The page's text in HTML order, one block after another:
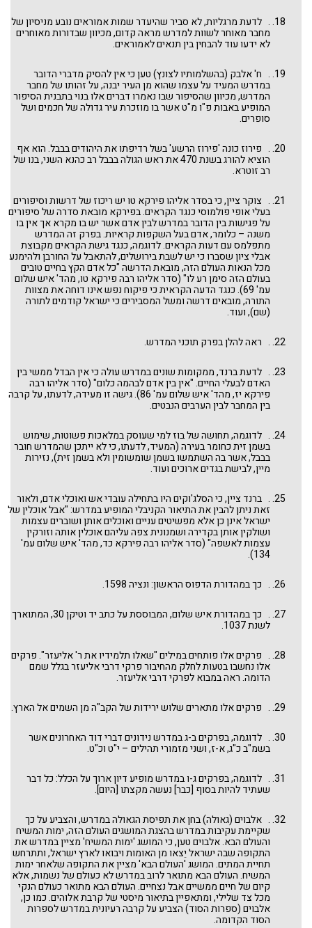
. לדעת מרגליות, לא סביר שהיעדר שמות אמוראים נובע מניסיון של
מחבר מאוחר לשוות למדרש מראה קדום, מכיוון שבדורות מאוחרים
לא ידעו עוד להבחין בין תנאים לאמוראים.
. ח' אלבק (בהשלמותיו לצונץ) טען כי אין להסיק מדברי הדובר
במדרש המעיד על עצמו שהוא מן העיר יבנה, על זהותו של מחבר
המדרש, מכיוון שהסיפור שבו נאמרו דברים אלו בנוי בתבנית הסיפור
המופיע באבות פ"ו מ"ט אשר בו מוזכרת עיר גדולה של חכמים ושל
סופרים.
. פירוז כונה 'פירוז הרשע' בשל רדיפתו את היהודים בבבל. הוא אף
הוציא להורג בשנת 470 את ראש הגולה בבבל רב כהנא השני, בנו של
רב זוטרא.
. צוקר ציין, כי בסדר אליהו פירקא טו יש ריכוז של דרשות וסיפורים
בעלי אופי פולמוסי כנגד הקראים. בפירקא מובאת סדרה של סיפורים
על פגישות בין הדובר במדרש לבין אדם אשר יש בו מקרא אך אין בו
משנה – כלומר, אדם בעל השקפות קראיות. בפרק זה המדרש
מתפלמס עם דעות הקראים. לדוגמה, כנגד גישת הקראים מקבוצת
אבלי ציון שסברו כי יש לשבת בירושלים, להתאבל על החורבן ולהימנע
מכל הנאות העולם הזה, מובאת הדרשה "כל אדם הקץ בחיים טובים
בעולם הזה סימן רע לו" (סדר אליהו רבה פירקא טו, מהד' איש שלום
עמ' 69). כנגד הדעה הקראית כי פיקוח נפש אינו דוחה את מצוות
התורה, מובאים דרשה ומשל המסבירים כי ישראל קודמים לתורה
(שם), ועוד.
. ראה להלן בפרק תוכני המדרש.
. לדעת ברנד, ממקומות שונים במדרש עולה כי אין הבדל ממשי בין
האדם לבעלי החיים. "אין בין אדם לבהמה כלום" (סדר אליהו רבה
פירקא יז, מהד' איש שלום עמ' 86). גישה זו מעידה, לדעתו, על קרבה
בין המחבר לבין הערבים הנבטים.
. לדוגמה, תחושה של בוז למי שעוסק במלאכות פשוטות, שימוש
בשמן זית כחומר בעירה (המעיד, לדעתו, כי לא ייתכן שהמדרש חובר
בבבל, אשר בה השתמשו בשמן שומשומין ולא בשמן זית), נזירות
מיין, לבישת בגדים ארוכים ועוד.
. ברנד ציין, כי הסלג'וקים היו בתחילה עובדי אש ואוכלי אדם, ולאור
זאת ניתן להבין את התיאור הקניבלי המופיע במדרש: "אבל אוכלין של
ישראל אינן כן אלא מפשיטים עניים ואוכלים אותן ושוברים עצמות
ושולקין אותן בקדירה ושמנונית צפה עליהם אוכלין אותה וזורקין
עצמות לאשפה" (סדר אליהו רבה פירקא כד, מהד' איש שלום עמ'
134).
. כך במהדורת הדפוס הראשון: ונציה 1598.
. כך במהדורת איש שלום, המבוססת על כתב יד וטיקן 30, המתוארך
לשנת 1037.
. פרקים אלו פותחים במילים "שאלו תלמידיו את ר' אליעזר". פרקים
אלו נחשבו בטעות לחלק מהחיבור פרקי דרבי אליעזר בגלל שמם
הדומה. ראה במבוא לפרקי דרבי אליעזר.
. פרקים אלו מתארים שלוש ירידות של הקב"ה מן השמים אל הארץ.
. לדוגמה, בפרקים ב-ג במדרש נידונים דברי דוד האחרונים אשר
בשמ"ב כ"ג, א-ז, ושני מזמורי תהילים – י"ט וכ"ט.
. לדוגמה, בפרקים ג-ו במדרש מופיע דיון ארוך על הכלל: כל דבר
שעתיד להיות בסוף [כבר] נעשה מקצתו [היום].
. אלבוים (גאולה) בחן את תפיסת הגאולה במדרש, והצביע על כך
שקיימת עקיבות במדרש בהצגת המושגים העולם הזה, ימות המשיח
והעולם הבא. אלבוים טען, כי המושג 'ימות המשיח' מציין במדרש את
התקופה שבה ישראל יֵצאו מן האומות ויבואו לארץ ישראל, ותתרחש
תחיית המתים. המושג 'העולם הבא' מציין את התקופה שלאחר ימות
המשיח. העולם הבא מתואר לרוב במדרש לא כעולם של נשמות, אלא
קיום של חיים ממשיים אבל נצחיים. העולם הבא מתואר כעולם הנקי
מכל צד שלילי, ומתאפיין בתיאור מיסטי של קרבת אלוהים. כמו כן,
אלבוים (ספרות הסוד) הצביע על קרבה רעיונית במדרש לספרות
הסוד הקדומה.